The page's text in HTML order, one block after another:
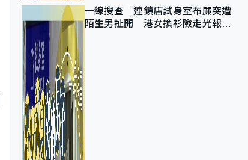
智創未來｜智養寵物
一線搜查｜連鎖店試身室布簾突遭
陌生男扯開 港女換衫險走光報